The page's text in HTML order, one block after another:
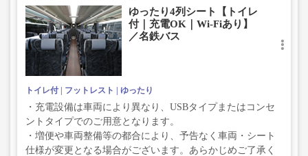
ゆったり4列シート【トイレ
付｜充電OK｜Wi-Fiあり】
／名鉄バス
トイレ付 フットレスト ゆったり
・充電設備は車両により異なり、USBタイプまたはコンセ
ントタイプでのご用意となります。
・増便や車両整備等の都合により、予告なく車両・シート
仕様が変更となる場合がございます。あらかじめご了承く